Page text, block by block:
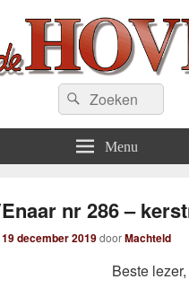
Zoeken
naar:
Zoeken
Menu
nr 286 –
19 december 2019doorMachteld
Beste lezer,